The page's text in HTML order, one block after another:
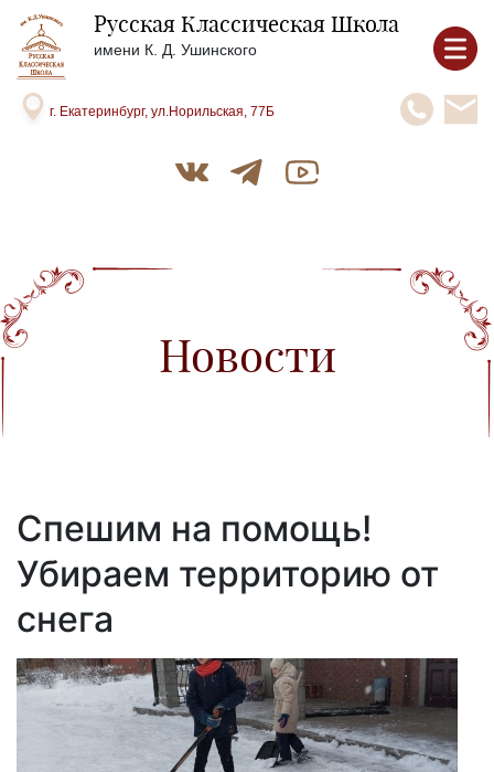
Русская Классическая Школа
имени К. Д. Ушинского
г. Екатеринбург, ул.Норильская, 77Б
Новости
Спешим на помощь!
Убираем территорию от
снега